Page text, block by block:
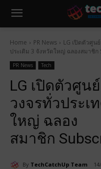
Home PR News
LG เปิดตัวศูน
ประเดิม 3 จังหวัดใหญ่ ฉลองสมาชิก
PR News Tech
LG เปิดตัวศูน
วงจรทั่วประเ
ใหญ่ ฉลอง
สมาชิก
By TechCatchUp Team